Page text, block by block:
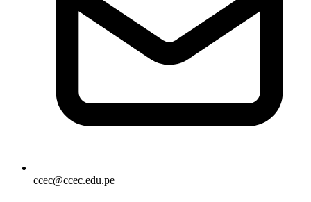
ccec@ccec.edu.pe